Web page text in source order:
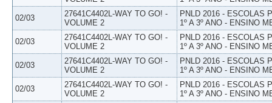
02/03
27641C4402L-WAY TO GO! -
VOLUME 2
PNLD 2016 - ESCOLAS
1º A 3º ANO - ENSINO
02/03
27641C4402L-WAY TO GO! -
VOLUME 2
PNLD 2016 - ESCOLAS
1º A 3º ANO - ENSINO
02/03
27641C4402L-WAY TO GO! -
VOLUME 2
PNLD 2016 - ESCOLAS
1º A 3º ANO - ENSINO
02/03
27641C4402L-WAY TO GO! -
VOLUME 2
PNLD 2016 - ESCOLAS
1º A 3º ANO - ENSINO